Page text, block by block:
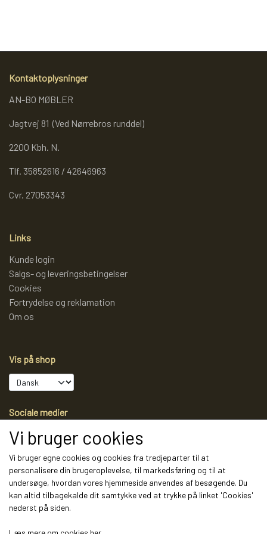
BOGREOLER 40 CM DYBDE
Kontaktoplysninger
AN-BO MØBLER
Jagtvej 81 (Ved Nørrebros runddel)
2200 Kbh. N.
Tlf. 35852616 / 42646963
Cvr. 27053343
Links
Kunde login
Salgs- og leveringsbetingelser
Cookies
Fortrydelse og reklamation
Om os
Vis på shop
Sociale medier
Modtag vores nyhedsbrev via e-mail
Tilmeld
Vi bruger cookies
Vi bruger egne cookies og cookies fra tredjeparter til at
personalisere din brugeroplevelse, til markedsføring og til at
undersøge, hvordan vores hjemmeside anvendes af besøgende. Du
kan altid tilbagekalde dit samtykke ved at trykke på linket 'Cookies'
nederst på siden.